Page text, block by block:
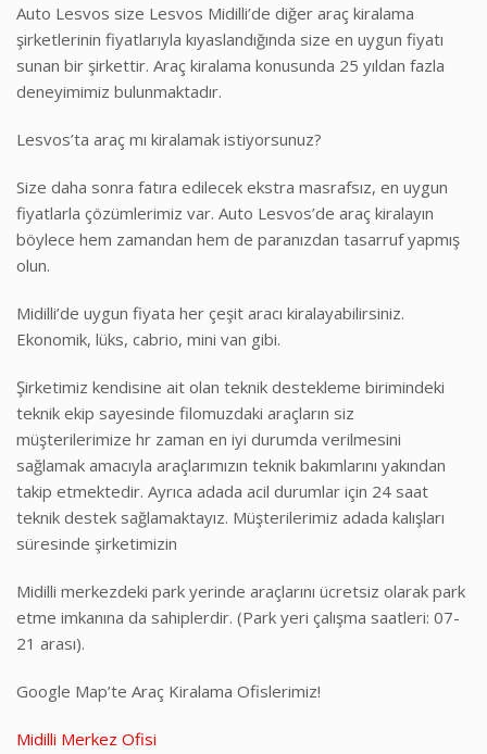
Auto Lesvos size Lesvos Midilli’de diğer araç kiralama
şirketlerinin fiyatlarıyla kıyaslandığında size en uygun fiyatı
sunan bir şirkettir. Araç kiralama konusunda 25 yıldan fazla
deneyimimiz bulunmaktadır.
Lesvos’ta araç mı kiralamak istiyorsunuz?
Size daha sonra fatıra edilecek ekstra masrafsız, en uygun
fiyatlarla çözümlerimiz var. Auto Lesvos’de araç kiralayın
böylece hem zamandan hem de paranızdan tasarruf yapmış
olun.
Midilli’de uygun fiyata her çeşit aracı kiralayabilirsiniz.
Ekonomik, lüks, cabrio, mini van gibi.
Şirketimiz kendisine ait olan teknik destekleme birimindeki
teknik ekip sayesinde filomuzdaki araçların siz
müşterilerimize hr zaman en iyi durumda verilmesini
sağlamak amacıyla araçlarımızın teknik bakımlarını yakından
takip etmektedir. Ayrıca adada acil durumlar için 24 saat
teknik destek sağlamaktayız. Müşterilerimiz adada kalışları
süresinde şirketimizin
Midilli merkezdeki park yerinde araçlarını ücretsiz olarak park
etme imkanına da sahiplerdir. (Park yeri çalışma saatleri: 07-
21 arası).
Google Map’te Araç Kiralama Ofislerimiz!
Midilli Merkez Ofisi